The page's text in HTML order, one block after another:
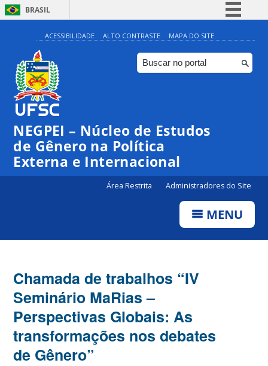
BRASIL
Simplifique!
Comunica BR
Participe
Canais
ACESSIBILIDADE ALTO CONTRASTE MAPA DO SITE
NEGPEI – Núcleo de Estudos
de Gênero na Política
Externa e Internacional
Área Restrita Administradores do Site
MENU
Chamada de trabalhos “IV
Seminário MaRias –
Perspectivas Globais: As
transformações nos debates
de Gênero”